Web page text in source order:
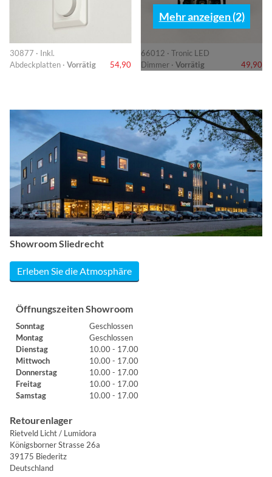
30877 · Inkl.
Abdeckplatten · Vorrätig 54,90
66012 · Tronic LED
Dimmer · Vorrätig 49,90
Mehr anzeigen (2)
Showroom Sliedrecht
Erleben Sie die Atmosphäre
Öffnungszeiten Showroom
Sonntag
Geschlossen
Montag
Geschlossen
Dienstag
10.00 - 17.00
Mittwoch
10.00 - 17.00
Donnerstag
10.00 - 17.00
Freitag
10.00 - 17.00
Samstag
10.00 - 17.00
Retourenlager
Rietveld Licht / Lumidora
Königsborner Strasse 26a
39175 Biederitz
Deutschland